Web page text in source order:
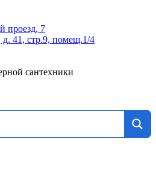
проезд, 7
д. 41, стр.9, помещ.1/4
сантехники